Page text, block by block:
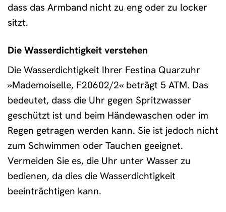
dass das Armband nicht zu eng oder zu locker
sitzt.
Die Wasserdichtigkeit verstehen
Die Wasserdichtigkeit Ihrer Festina Quarzuhr
»Mademoiselle, F20602/2« beträgt 5 ATM. Das
bedeutet, dass die Uhr gegen Spritzwasser
geschützt ist und beim Händewaschen oder im
Regen getragen werden kann. Sie ist jedoch nicht
zum Schwimmen oder Tauchen geeignet.
Vermeiden Sie es, die Uhr unter Wasser zu
bedienen, da dies die Wasserdichtigkeit
beeinträchtigen kann.